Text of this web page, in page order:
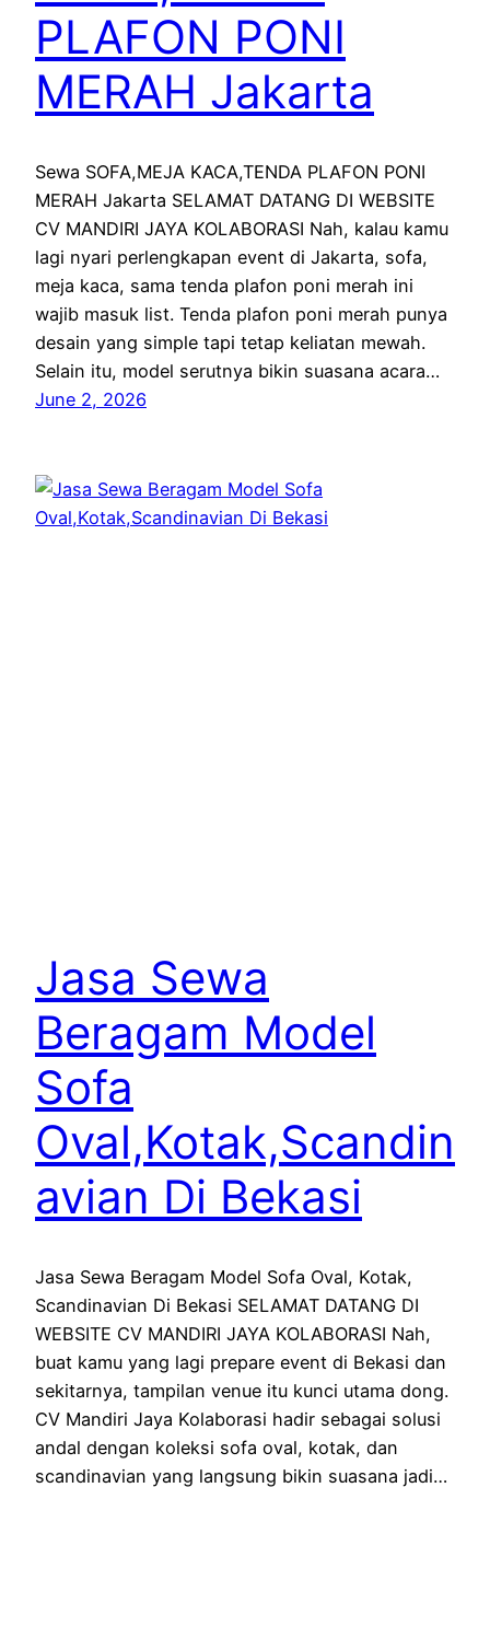
PLAFON PONI
MERAH Jakarta
Sewa SOFA,MEJA KACA,TENDA PLAFON PONI
MERAH Jakarta SELAMAT DATANG DI WEBSITE
CV MANDIRI JAYA KOLABORASI Nah, kalau kamu
lagi nyari perlengkapan event di Jakarta, sofa,
meja kaca, sama tenda plafon poni merah ini
wajib masuk list. Tenda plafon poni merah punya
desain yang simple tapi tetap keliatan mewah.
Selain itu, model serutnya bikin suasana acara…
June 2, 2026
Jasa Sewa
Beragam Model
Sofa
Oval,Kotak,Scandin
avian Di Bekasi
Jasa Sewa Beragam Model Sofa Oval, Kotak,
Scandinavian Di Bekasi SELAMAT DATANG DI
WEBSITE CV MANDIRI JAYA KOLABORASI Nah,
buat kamu yang lagi prepare event di Bekasi dan
sekitarnya, tampilan venue itu kunci utama dong.
CV Mandiri Jaya Kolaborasi hadir sebagai solusi
andal dengan koleksi sofa oval, kotak, dan
scandinavian yang langsung bikin suasana jadi…